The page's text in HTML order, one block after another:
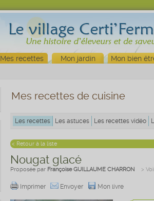
Mes recettes Mon jardin Mon bien
Mes recettes de cuisine
Les recettes Les astuces Les recettes vidéo
< Retour à la liste
Nougat glacé
Proposée par Françoise GUILLAUME CHARRON >
Imprimer Envoyer Mon livre